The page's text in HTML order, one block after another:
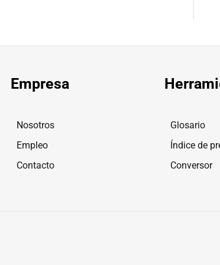
Empresa
Nosotros
Empleo
Contacto
Glosario
Índice de
Conversor